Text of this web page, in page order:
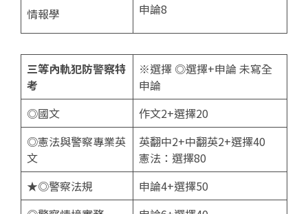
情報學 申論8
三等內軌犯防警察特
考
※選擇 ◎選擇+申論 未寫全
申論
◎國文
作文2+選擇20
◎憲法與警察專業英
文
英翻中2+中翻英2+選擇40
憲法：選擇80
★◎警察法規
申論4+選擇50